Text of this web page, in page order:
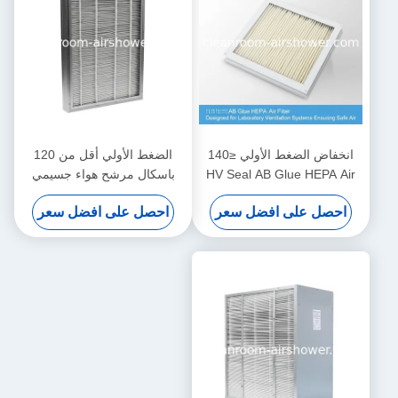
انخفاض الضغط الأولي ≤140
HV Seal AB Glue HEPA Air
Filter مصممة لأنظمة التهوية
المختبرية التي تضمن الهواء
الآمن
احصل على افضل سعر
الضغط الأولي أقل من 120
باسكال مرشح هواء جسيمي
1220 610 150 مم أحجام
مخصصة لترشيح هواء المرافق
الطبية
احصل على افضل سعر